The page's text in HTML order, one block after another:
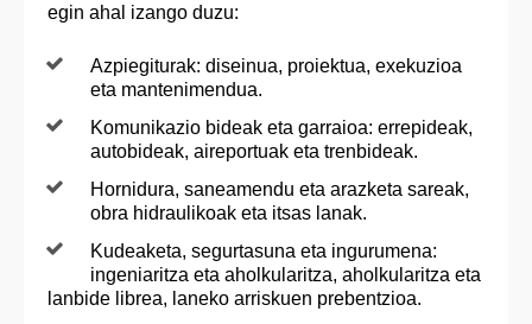
egin ahal izango duzu:
Azpiegiturak: diseinua, proiektua, exekuzioa
eta mantenimendua.
Komunikazio bideak eta garraioa: errepideak,
autobideak, aireportuak eta trenbideak.
Hornidura, saneamendu eta arazketa sareak,
obra hidraulikoak eta itsas lanak.
Kudeaketa, segurtasuna eta ingurumena:
ingeniaritza eta aholkularitza, aholkularitza eta
lanbide librea, laneko arriskuen prebentzioa.